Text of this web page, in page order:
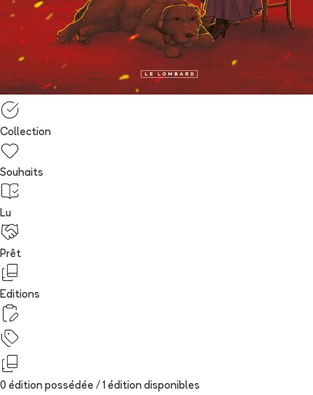
Collection
Souhaits
Lu
Prêt
Editions
0 édition possédée / 1 édition disponibles